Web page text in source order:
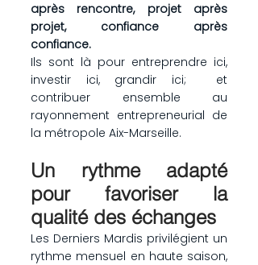
après rencontre, projet après
projet, confiance après
confiance.
Ils sont là pour entreprendre ici,
investir ici, grandir ici;  et
contribuer ensemble au
rayonnement entrepreneurial de
la métropole Aix-Marseille.
Un rythme adapté
pour favoriser la
qualité des échanges
Les Derniers Mardis privilégient un
rythme mensuel en haute saison,